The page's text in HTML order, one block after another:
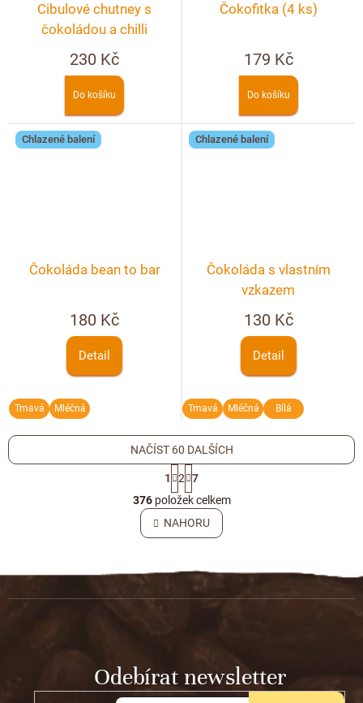
Cibulové chutney s
čokoládou a chilli
230 Kč
Do košíku
Čokofitka (4 ks)
179 Kč
Do košíku
Chlazené balení
Čokoláda bean to bar
180 Kč
Detail
Tmavá Mléčná
Chlazené balení
Čokoláda s vlastním
vzkazem
130 Kč
Detail
Tmavá Mléčná Bílá
O
v
l
á
a
í
y
v
NAČÍST 60 DALŠÍCH
S
t
r
á
n
k
1 2
7
376položek celkem
NAHORU
Z
Odebírat newsletter